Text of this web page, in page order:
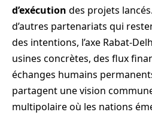
d’exécution des projets
d’autres partenariats qui
des intentions, l’axe Rabat-
usines concrètes, des flux
échanges humains
partagent une vision
multipolaire où les nations